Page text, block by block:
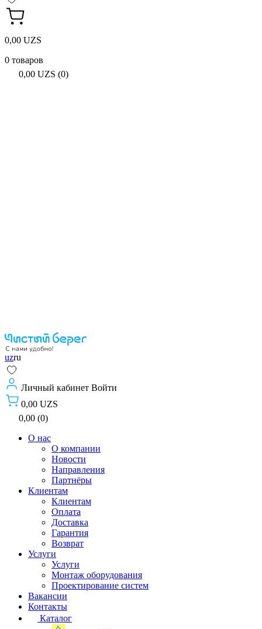
0,00 UZS
0 товаров
0,00 UZS (0)
uzru
Личный кабинет Войти
0,00 UZS
0,00 (0)
О нас
О компании
Новости
Направления
Партнёры
Клиентам
Клиентам
Оплата
Доставка
Гарантия
Возврат
Услуги
Услуги
Монтаж оборудования
Проектирование систем
Вакансии
Контакты
Каталог